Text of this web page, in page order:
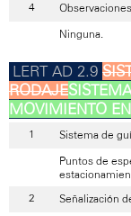
Observaciones
Ninguna.
RODAJE
MOVIMIENTO
Sistema de
Puntos de
Señalización